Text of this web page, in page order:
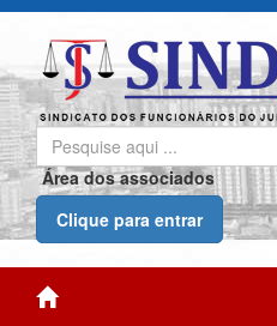
Área dos associados
Clique para entrar